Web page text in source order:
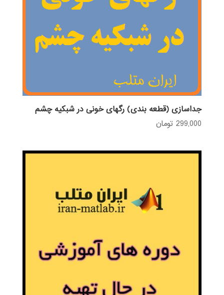
جداسازی (قطعه بندی) رگهای خونی در شبکیه چشم
299,000 تومان